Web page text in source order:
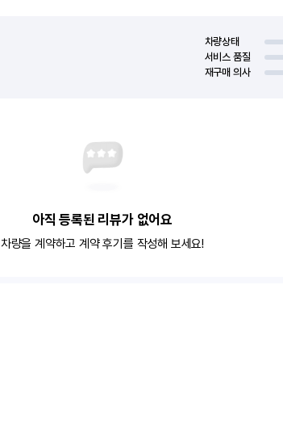
차량상태
서비스 품질
재구매 의사
아직 등록된 리뷰가 없어요
차량을 계약하고 계약 후기를 작성해 보세요!